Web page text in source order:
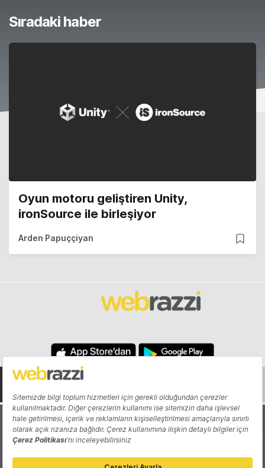
Sıradaki haber
Oyun motoru geliştiren Unity,
ironSource ile birleşiyor
Arden Papuççiyan
Hakkında Yazarlar
Katkıda Bulun Reklam